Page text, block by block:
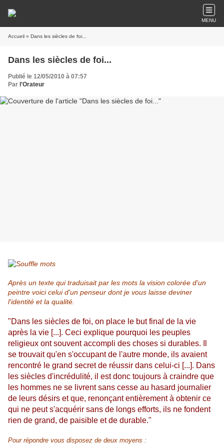
MENU
Accueil » Dans les siècles de foi...
Dans les siècles de foi...
Publié le 12/05/2010 à 07:57
Par l'Orateur
Après un texte qui traduisait par les mots la vision colorée d'un
peintre voici celui d'un penseur dont je vous laisse deviner
l'identité et la qualité.
"Dans les siècles de foi, on place le but final de la vie
après la vie [...]. Ceci explique pourquoi les peuples
religieux ont souvent accompli des choses si durables. Il
se trouvait qu'en s'occupant de l'autre monde, ils avaient
rencontré le grand secret de réussir dans celui-ci [...]. Dans
les siècles d'incrédulité, il est donc toujours à craindre que
les hommes ne se livrent sans cesse au hasard journalier
de leurs désirs et que, renonçant entièrement à obtenir ce
qui ne peut s'acquérir sans de longs efforts, ils ne fondent
rien de grand, de paisible et de durable."
Pour répondre vous disposez de deux moyens :